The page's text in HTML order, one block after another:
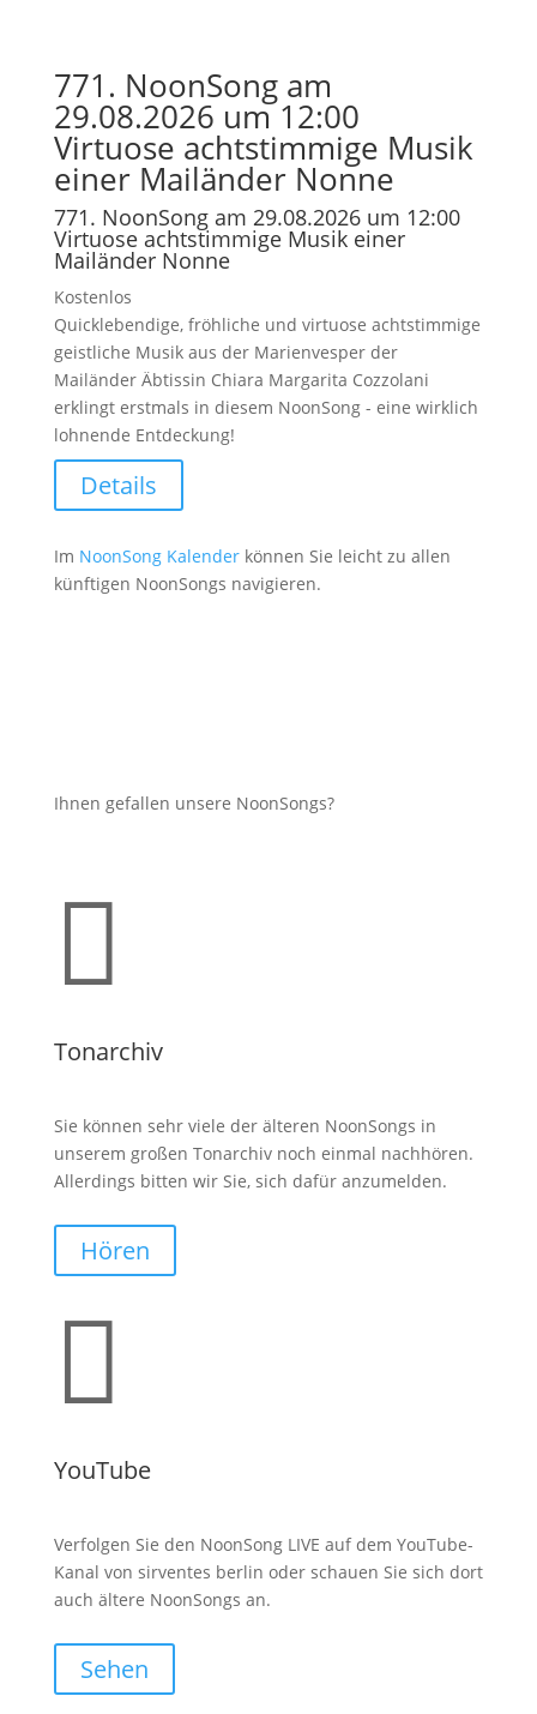
771. NoonSong am
29.08.2026 um 12:00
Virtuose achtstimmige Musik
einer Mailänder Nonne
771. NoonSong am 29.08.2026 um 12:00
Virtuose achtstimmige Musik einer
Mailänder Nonne
Kostenlos
Quicklebendige, fröhliche und virtuose achtstimmige
geistliche Musik aus der Marienvesper der
Mailänder Äbtissin Chiara Margarita Cozzolani
erklingt erstmals in diesem NoonSong - eine wirklich
lohnende Entdeckung!
Details
Im NoonSong Kalenderkönnen Sie leicht zu allen
künftigen NoonSongs navigieren.
Ihnen gefallen unsere NoonSongs?

Tonarchiv
Sie können sehr viele der älteren NoonSongs in
unserem großen Tonarchiv noch einmal nachhören.
Allerdings bitten wir Sie, sich dafür anzumelden.
Hören

YouTube
Verfolgen Sie den NoonSong LIVE auf dem YouTube-
Kanal von sirventes berlin oder schauen Sie sich dort
auch ältere NoonSongs an.
Sehen